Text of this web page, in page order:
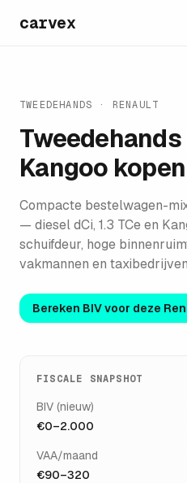
carvex
TWEEDEHANDS · RENAULT
Tweedehands
Kangoo
Compacte bestelwagen-
— diesel dCi, 1.3 TCe en
schuifdeur, hoge
vakmannen en
Bereken BIV voor deze
FISCALE SNAPSHOT
BIV (nieuw)
€0–2.000
VAA/maand
€90–320